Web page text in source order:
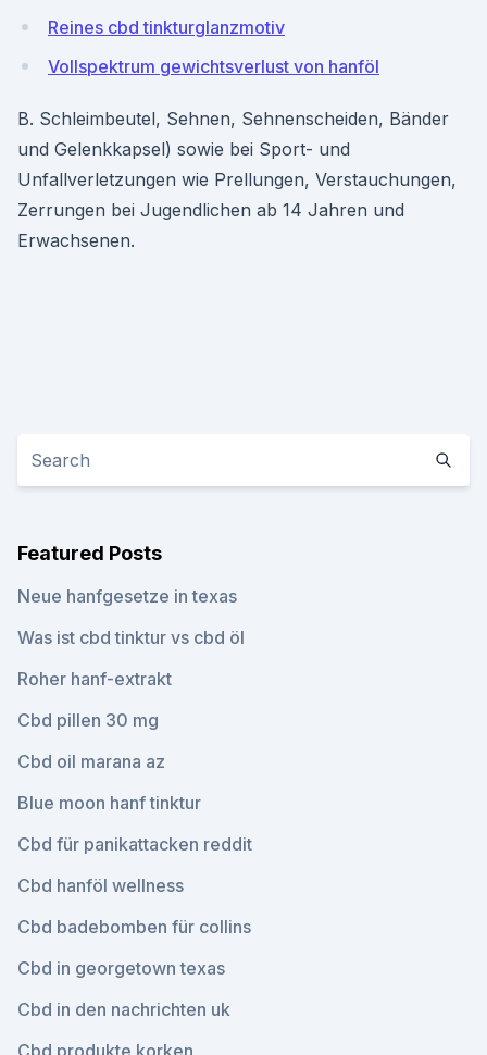
Reines cbd tinkturglanzmotiv
Vollspektrum gewichtsverlust von hanföl
B. Schleimbeutel, Sehnen, Sehnenscheiden, Bänder
und Gelenkkapsel) sowie bei Sport- und
Unfallverletzungen wie Prellungen, Verstauchungen,
Zerrungen bei Jugendlichen ab 14 Jahren und
Erwachsenen.
Featured Posts
Neue hanfgesetze in texas
Was ist cbd tinktur vs cbd öl
Roher hanf-extrakt
Cbd pillen 30 mg
Cbd oil marana az
Blue moon hanf tinktur
Cbd für panikattacken reddit
Cbd hanföl wellness
Cbd badebomben für collins
Cbd in georgetown texas
Cbd in den nachrichten uk
Cbd produkte korken